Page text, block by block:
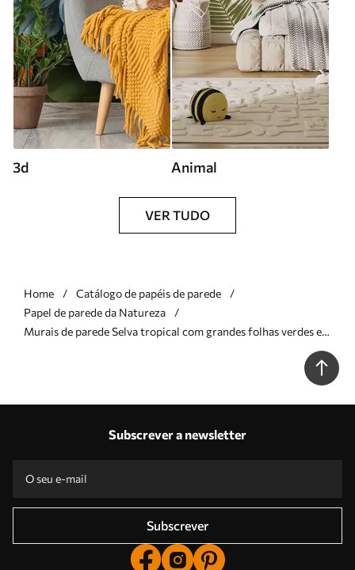
3d Animal
VER TUDO
Home
Catálogo de papéis de parede
Papel de parede da Natureza
Murais de parede Selva tropical com grandes folhas verdes e
flores de protea cor-de-rosa com fundo texturado esbatido
Subscrever a newsletter
Subscrever